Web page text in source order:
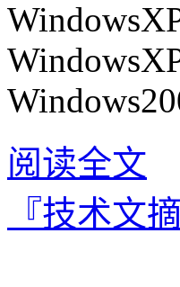
阅读全文
『技术文摘